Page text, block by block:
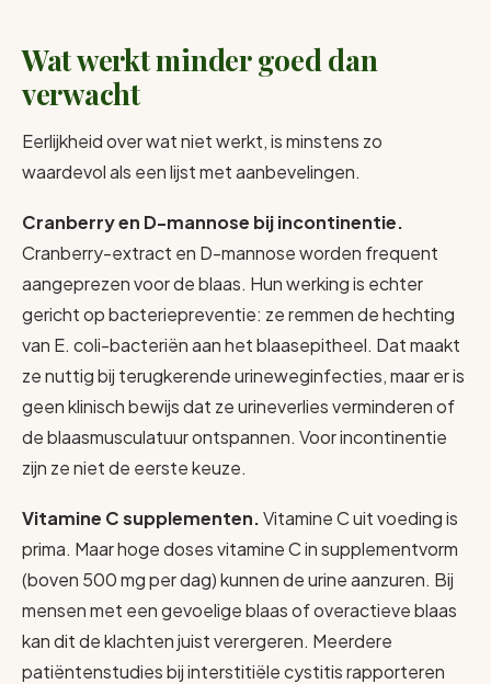
Wat werkt minder goed dan
verwacht
Eerlijkheid over wat niet werkt, is minstens zo
waardevol als een lijst met aanbevelingen.
Cranberry en D-mannose bij incontinentie.
Cranberry-extract en D-mannose worden frequent
aangeprezen voor de blaas. Hun werking is echter
gericht op bacteriepreventie: ze remmen de hechting
van E. coli-bacteriën aan het blaasepitheel. Dat maakt
ze nuttig bij terugkerende urineweginfecties, maar er is
geen klinisch bewijs dat ze urineverlies verminderen of
de blaasmusculatuur ontspannen. Voor incontinentie
zijn ze niet de eerste keuze.
Vitamine C supplementen.Vitamine C uit voeding is
prima. Maar hoge doses vitamine C in supplementvorm
(boven 500 mg per dag) kunnen de urine aanzuren. Bij
mensen met een gevoelige blaas of overactieve blaas
kan dit de klachten juist verergeren. Meerdere
patiëntenstudies bij interstitiële cystitis rapporteren